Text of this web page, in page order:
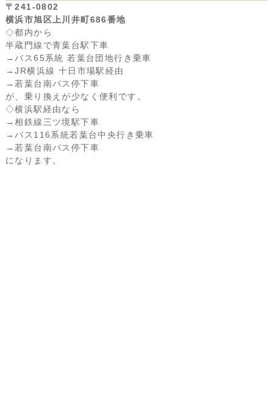
〒241-0802
横浜市旭区上川井町686番地
◇都内から
半蔵門線で青葉台駅下車
→バス65系統 若葉台団地行き乗車
→JR横浜線 十日市場駅経由
→若葉台南バス停下車
が、乗り換えが少なく便利です。
◇横浜駅経由なら
→相鉄線三ツ境駅下車
→バス116系統若葉台中央行き乗車
→若葉台南バス停下車
になります。